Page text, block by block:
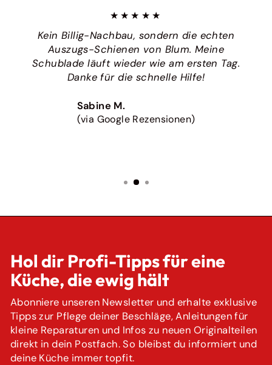
★★★★★
Kein Billig-Nachbau, sondern die echten
Auszugs-Schienen von Blum. Meine
Schublade läuft wieder wie am ersten Tag.
Danke für die schnelle Hilfe!
Sabine M.
(via Google Rezensionen)
Hol dir Profi-Tipps für eine
Küche, die ewig hält
Abonniere unseren Newsletter und erhalte exklusive
Tipps zur Pflege deiner Beschläge, Anleitungen für
kleine Reparaturen und Infos zu neuen Originalteilen
direkt in dein Postfach. So bleibst du informiert und
deine Küche immer topfit.